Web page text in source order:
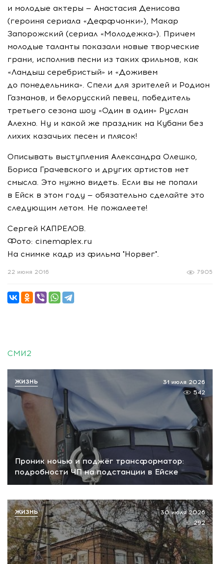
и молодые актеры — Анастасия Денисова
(героиня сериала «Деффчонки»), Макар
Запорожский (сериал «Молодежка»). Причем
молодые таланты показали новые творческие
грани, исполнив песни из таких фильмов, как
«Ландыш серебристый» и «Доживем
до понедельника». Спели для зрителей и Родион
Газманов, и белорусский певец, победитель
третьего сезона шоу «Один в один» Руслан
Алехно. Ну и какой же праздник на Кубани без
лихих казачьих песен и плясок!
Описывать выступления Александра Олешко,
Бориса Грачевского и других артистов нет
смысла. Это нужно видеть. Если вы не попали
в Ейск в этом году — обязательно сделайте это
следующим летом. Не пожалеете!
Сергей КАПРЕЛОВ.
Фото: cinemaplex.ru
На снимке кадр из фильма "Норвег".
7905
22 июня 2016
СМИ2
Проник ночью и поджёг трансформатор:
подробности ЧП на подстанции в Ейске
31 июля 2026
542
ЖИЗНЬ
30 июля 2026
292
ЖИЗНЬ